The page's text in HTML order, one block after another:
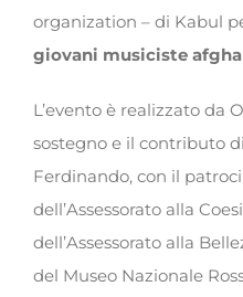
organization – di Kabul
giovani musiciste
L’evento è realizzato da
sostegno e il contributo
Ferdinando, con il
dell’Assessorato alla
dell’Assessorato alla
del Museo Nazionale